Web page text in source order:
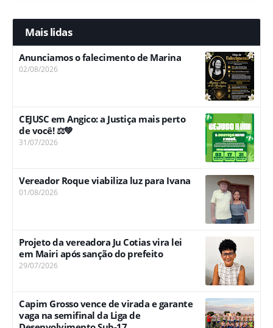
Mais lidas
Anunciamos o falecimento de Marina
02/08/2026
CEJUSC em Angico: a Justiça mais perto
de você! ⚖️💚
31/07/2026
Vereador Roque viabiliza luz para Ivana
01/08/2026
Projeto da vereadora Ju Cotias vira lei
em Mairi após sanção do prefeito
29/07/2026
Capim Grosso vence de virada e garante
vaga na semifinal da Liga de